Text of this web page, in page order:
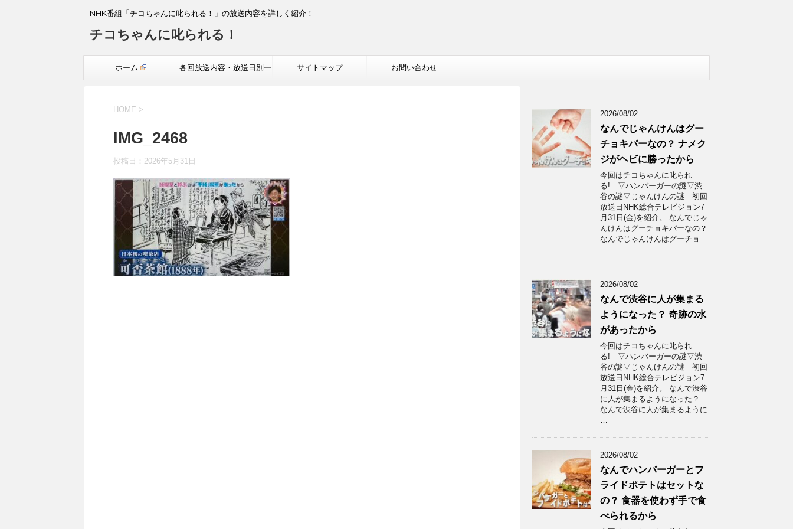
NHK番組「チコちゃんに叱られる！」の放送内容を詳しく紹介！
チコちゃんに叱られる！
ホーム 各回放送内容・放送日別一 サイトマップ お問い合わせ
HOME >
IMG_2468
投稿日： 2026年5月31日
2026/08/02
なんでじゃんけんはグー
チョキパーなの？ ナメク
ジがヘビに勝ったから
今回はチコちゃんに叱られ
る! ▽ハンバーガーの謎▽渋
谷の謎▽じゃんけんの謎 初回
放送日NHK総合テレビジョン7
月31日(金)を紹介。 なんでじゃ
んけんはグーチョキパーなの？
なんでじゃんけんはグーチョ
…
2026/08/02
なんで渋谷に人が集まる
ようになった？ 奇跡の水
があったから
今回はチコちゃんに叱られ
る! ▽ハンバーガーの謎▽渋
谷の謎▽じゃんけんの謎 初回
放送日NHK総合テレビジョン7
月31日(金)を紹介。 なんで渋谷
に人が集まるようになった？
なんで渋谷に人が集まるように
…
2026/08/02
なんでハンバーガーとフ
ライドポテトはセットな
の？ 食器を使わず手で食
べられるから